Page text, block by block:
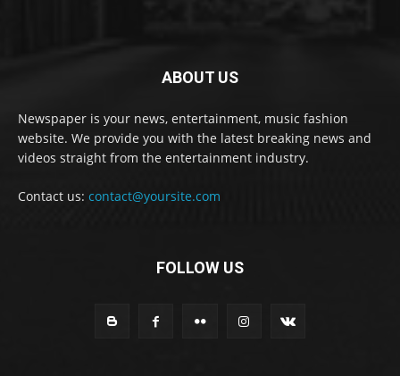
ABOUT US
Newspaper is your news, entertainment, music fashion
website. We provide you with the latest breaking news and
videos straight from the entertainment industry.
Contact us: contact@yoursite.com
FOLLOW US